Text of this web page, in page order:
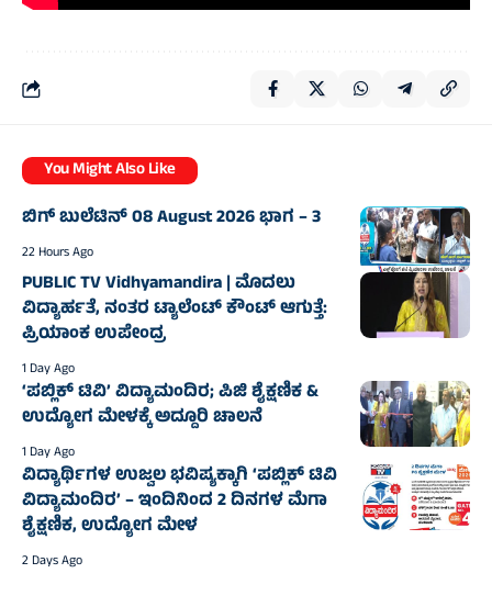
You Might Also Like
ಬಿಗ್‌ ಬುಲೆಟಿನ್‌ 08 August 2026 ಭಾಗ – 3
22 Hours Ago
PUBLIC TV Vidhyamandira | ಮೊದಲು
ವಿದ್ಯಾರ್ಹತೆ, ನಂತರ ಟ್ಯಾಲೆಂಟ್ ಕೌಂಟ್ ಆಗುತ್ತೆ:
ಪ್ರಿಯಾಂಕ ಉಪೇಂದ್ರ
1 Day Ago
‘ಪಬ್ಲಿಕ್ ಟಿವಿ’ ವಿದ್ಯಾಮಂದಿರ; ಪಿಜಿ ಶೈಕ್ಷಣಿಕ &
ಉದ್ಯೋಗ ಮೇಳಕ್ಕೆ ಅದ್ದೂರಿ ಚಾಲನೆ
1 Day Ago
ವಿದ್ಯಾರ್ಥಿಗಳ ಉಜ್ವಲ ಭವಿಷ್ಯಕ್ಕಾಗಿ ‘ಪಬ್ಲಿಕ್ ಟಿವಿ
ವಿದ್ಯಾಮಂದಿರ’ – ಇಂದಿನಿಂದ 2 ದಿನಗಳ ಮೆಗಾ
ಶೈಕ್ಷಣಿಕ, ಉದ್ಯೋಗ ಮೇಳ
2 Days Ago